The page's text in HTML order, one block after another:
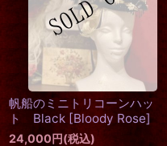
帆船のミニトリコーンハッ
ト Black [Bloody Rose]
24,000円(税込)